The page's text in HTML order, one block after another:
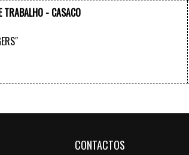
TRABALHO - CASACO
CONTACTOS